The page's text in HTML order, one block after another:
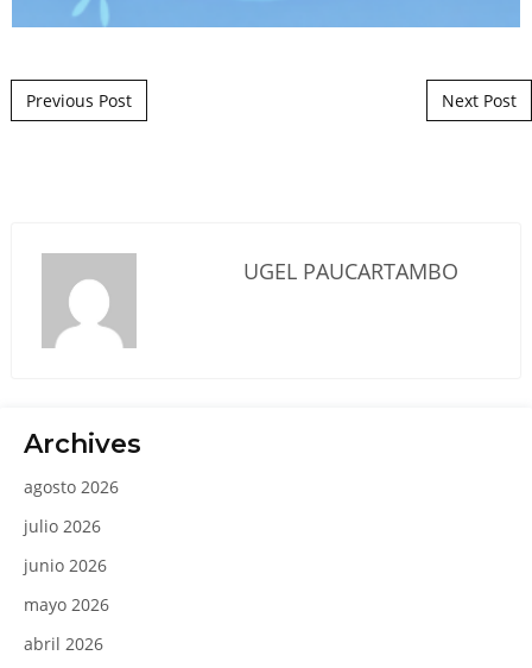
Post navigation
Previous Post Next Post
UGEL PAUCARTAMBO
Archives
agosto 2026
julio 2026
junio 2026
mayo 2026
abril 2026